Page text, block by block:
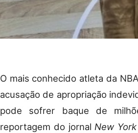
O mais conhecido atleta da
acusação de apropriação
pode sofrer baque de
reportagem do jornalNew